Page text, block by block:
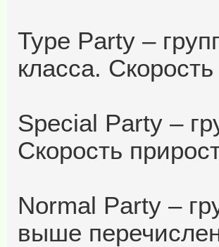
Type Party –
класса.
Special Party –
Скорость
Normal Party –
выше